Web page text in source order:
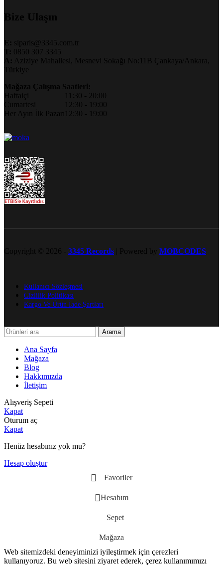
Bize Ulaşın
E: siparis@3345.com.tr
T: 0850 307 3345
A: Aziziye Mahallesi, Mesnevi Sokağı No:11B Çankaya/Ankara,
Türkiye
Mağaza Çalışma Saatleri:
Haftaiçi
Cumartesi
Her Ayın İlk Pazarı
11:30 - 20:00
12:30 - 19:00
12:30 - 19:00
Copyright © 2026 - 3345 Records | Powered by MOBCODES
Kullanıcı Sözleşmesi
Gizlilik Politikası
Kargo Ve Ürün İade Şartları
Arama
Ana Sayfa
Mağaza
Blog
Hakkımızda
İletişim
Alışveriş Sepeti
Kapat
Oturum aç
Kapat
Henüz hesabınız yok mu?
Hesap oluştur
Favoriler
Hesabım
Sepet
Mağaza
Web sitemizdeki deneyiminizi iyileştirmek için çerezleri
kullanıyoruz. Bu web sitesini ziyaret ederek, çerez kullanımımızı